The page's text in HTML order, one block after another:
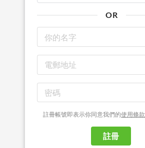
OR
註冊帳號即表示你同意我們的使用條款
註冊